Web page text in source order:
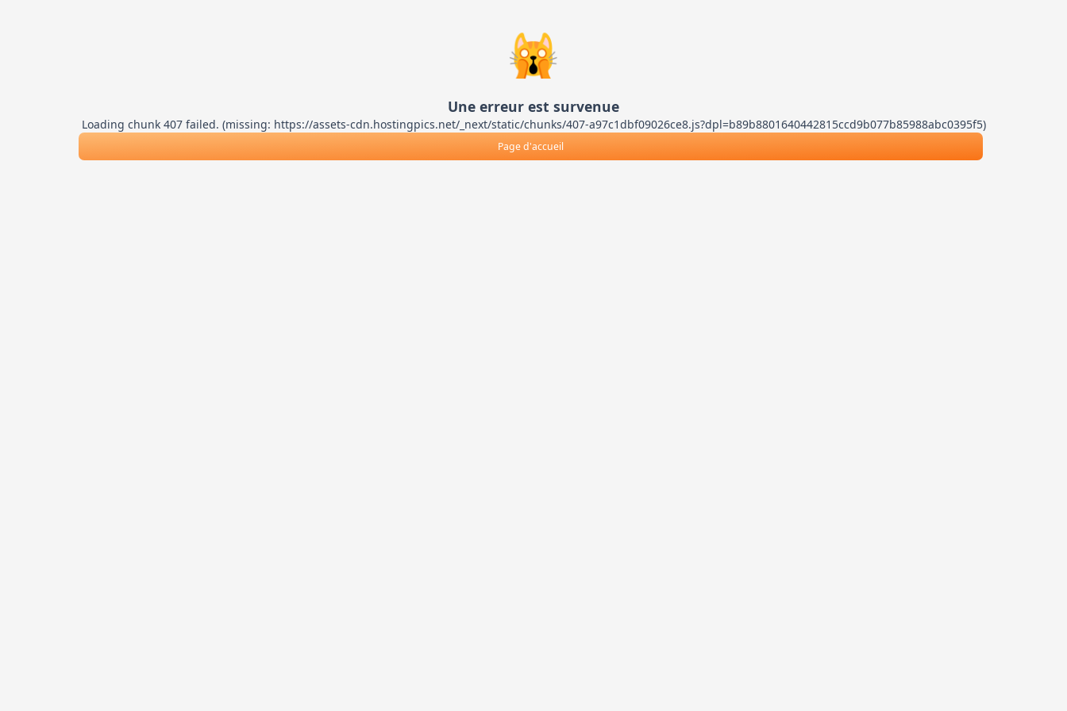
🙀
Une erreur est survenue
Loading chunk 407 failed. (missing: https://assets-cdn.hostingpics.net/_next/static/chunks/407-a97c1dbf09026ce8.js?dpl=b89b8801640442815ccd9b077b85988abc0395f5)
Page d'accueil